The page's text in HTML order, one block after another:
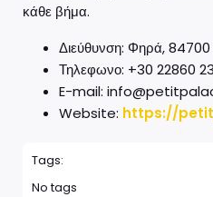
κάθε βήμα.
Διεύθυνση: Φηρά, 84700
Τηλεφωνο: +30 22860
E-mail:
Website: https://
Tags:
No tags